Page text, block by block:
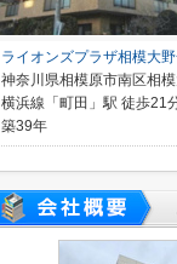
ライオンズプラザ相模大
神奈川県相模原市南区相
横浜線「町田」駅 徒歩21
築39年